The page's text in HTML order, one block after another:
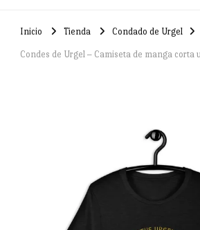
Inicio Tienda Condado de Urgel
Condes de Urgel – Camiseta de manga corta